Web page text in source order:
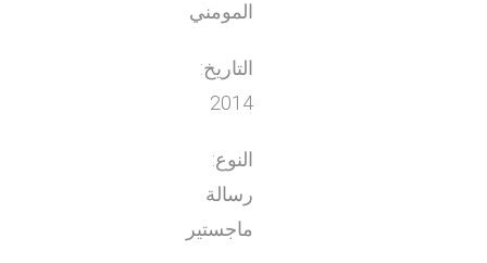
المومني
التاريخ:
2014
النوع:
رسالة
ماجستير